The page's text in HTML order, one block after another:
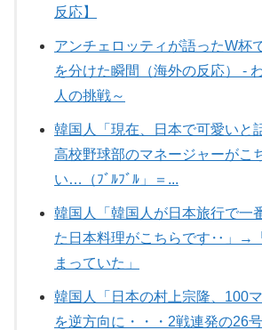
反応】
アンチェロッティが語ったW杯
を分けた瞬間（海外の反応） -
人の挑戦～
韓国人「現在、日本で可愛いと
高校野球部のマネージャーが
い…（ﾌﾞﾙﾌﾞﾙ」＝...
韓国人「韓国人が日本旅行で一
た日本料理がこちらです‥」→
まっていた」
韓国人「日本の村上宗隆、100
を逆方向に・・・2戦連発の26